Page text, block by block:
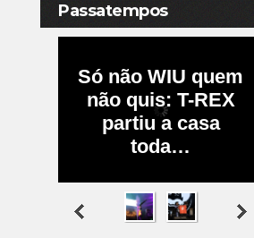
Passatempos